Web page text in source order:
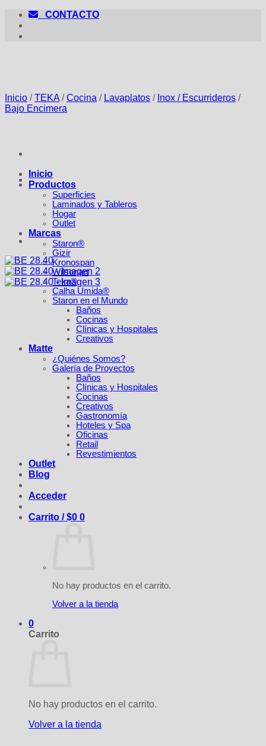
Saltar
contenido
CONTACTO
Inicio
Productos
Superficies
Laminados y Tableros
Hogar
Outlet
Marcas
Staron®
Gizir
Kronospan
Wilsonart
Teka®
Calha Úmida®
Staron en el Mundo
Baños
Cocinas
Clínicas y Hospitales
Creativos
Matte
¿Quiénes Somos?
Galería de Proyectos
Baños
Clínicas y Hospitales
Cocinas
Creativos
Gastronomía
Hoteles y Spa
Oficinas
Retail
Revestimientos
Outlet
Blog
Acceder
Carrito /$0 0
No hay productos en el carrito.
Volver a la tienda
0
Carrito
No hay productos en el carrito.
Volver a la tienda
Inicio / TEKA / Cocina / Lavaplatos / Inox / Escurrideros /
Bajo Encimera